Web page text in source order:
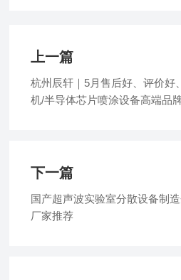
上一篇
杭州辰轩｜5月售后好、评价好
机/半导体芯片喷涂设备高端品
下一篇
国产超声波实验室分散设备制
厂家推荐